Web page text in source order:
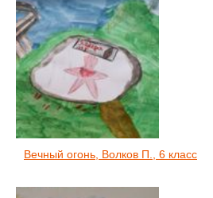
Вечный огонь, Волков П., 6 класс